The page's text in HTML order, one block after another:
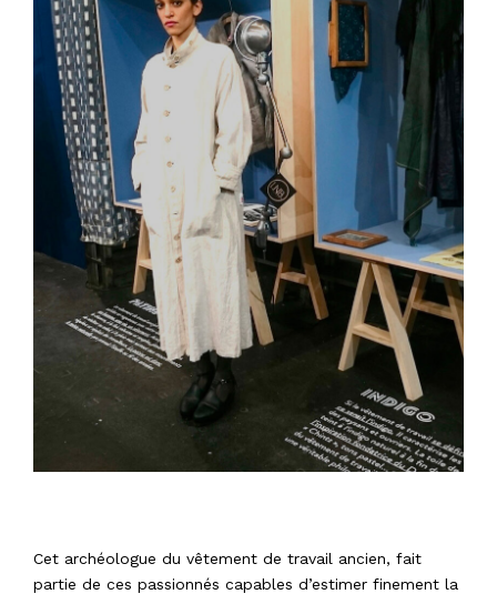
Cet archéologue du vêtement de travail ancien, fait
partie de ces passionnés capables d’estimer finement la